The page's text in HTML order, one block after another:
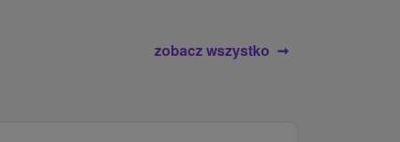
zobacz wszystko